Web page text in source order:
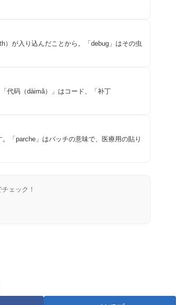
）が入り込んだことから。「debug」はその虫
代码（dàimǎ）」はコード、「补丁
「parche」はパッチの意味で、医療用の貼り
ェック！